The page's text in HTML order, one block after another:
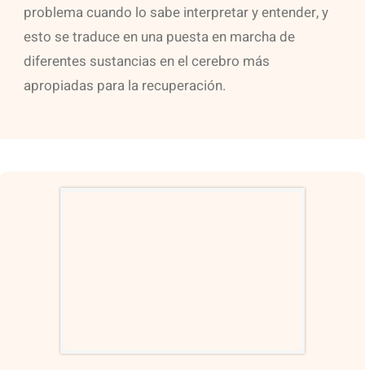
problema cuando lo sabe interpretar y entender, y
esto se traduce en una puesta en marcha de
diferentes sustancias en el cerebro más
apropiadas para la recuperación.